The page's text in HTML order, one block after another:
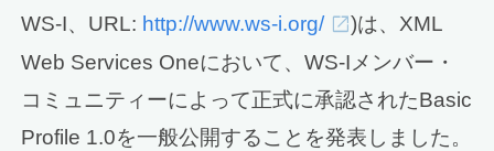
WS-I、URL: http://www.ws-i.org/
)は、XML
Web Services Oneにおいて、WS-Iメンバー・
コミュニティーによって正式に承認されたBasic
Profile 1.0を一般公開することを発表しました。